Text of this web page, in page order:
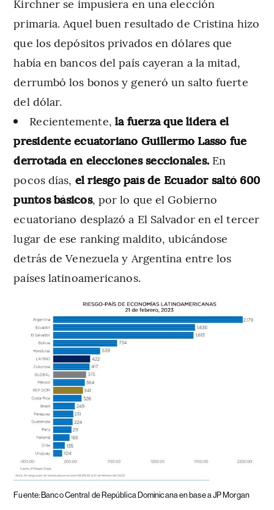
Kirchner se impusiera en una elección
primaria. Aquel buen resultado de Cristina hizo
que los depósitos privados en dólares que
había en bancos del país cayeran a la mitad,
derrumbó los bonos y generó un salto fuerte
del dólar.
Recientemente, la fuerza que lidera el
presidente ecuatoriano Guillermo Lasso fue
derrotada en elecciones seccionales. En
pocos días, el riesgo país de Ecuador saltó 600
puntos básicos, por lo que el Gobierno
ecuatoriano desplazó a El Salvador en el tercer
lugar de ese ranking maldito, ubicándose
detrás de Venezuela y Argentina entre los
países latinoamericanos.
Fuente: Banco Central de República Dominicana en base a JP Morgan